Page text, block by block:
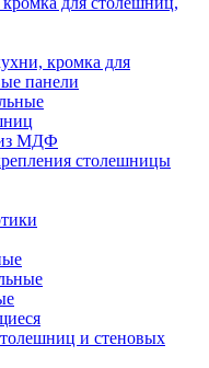
кромка для
панели
МДФ
столешницы
и стеновых